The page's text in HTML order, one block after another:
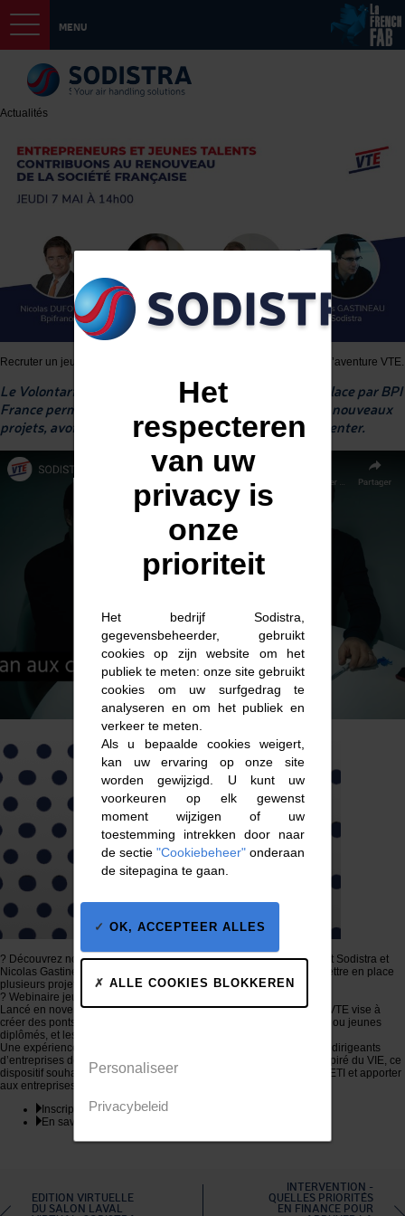
MENU
Actualités
Recruter un jeune talent d’une grande école dans notre PME, c’est l’aventure VTE.
Le Volontariat Territorial en Entreprise, V.T.E mis en place par BPI
France permet de s’entourer pour mettre en place des nouveaux
projets, avoir un nouveau regard et peut-être se réinventer.
? Découvrez notre expérience VTE avec Erwan Coatanea Président Sodistra et
Nicolas Gastineau arrivé l’année dernière dans l’entreprise pour mettre en place
plusieurs projets.
? Webinaire jeudi 7 mai 2020 à 14h.
Lancé en novembre 2018, le Volontariat territorial en entreprise ou VTE vise à
créer des ponts entre les jeunes issus de grandes écoles, étudiants ou jeunes
diplômés, et les PME dans les territoires.
Une expérience gagnant-gagnant ! C’est ce que promet le VTE aux dirigeants
d’entreprises des territoires et aux étudiants et jeunes diplômés. Inspiré du VIE, ce
dispositif souhaite inciter les étudiants à s’orienter vers les PME ou ETI et apporter
aux entreprises les jeunes talents nécessaires à leur croissance !
Inscription au webinar
En savoir + sur le dispositif VTE
EDITION VIRTUELLE
DU SALON LAVAL
INTERVENTION -
QUELLES PRIORITÉS
EN FINANCE POUR
Het
respecteren
van uw
privacy is
onze
prioriteit
Het bedrijf Sodistra,
gegevensbeheerder, gebruikt
cookies op zijn website om het
publiek te meten: onze site gebruikt
cookies om uw surfgedrag te
analyseren en om het publiek en
verkeer te meten.
Als u bepaalde cookies weigert,
kan uw ervaring op onze site
worden gewijzigd. U kunt uw
voorkeuren op elk gewenst
moment wijzigen of uw
toestemming intrekken door naar
de sectie "Cookiebeheer"onderaan
de sitepagina te gaan.
OK, ACCEPTEER ALLES
ALLE COOKIES BLOKKEREN
Personaliseer
Privacybeleid